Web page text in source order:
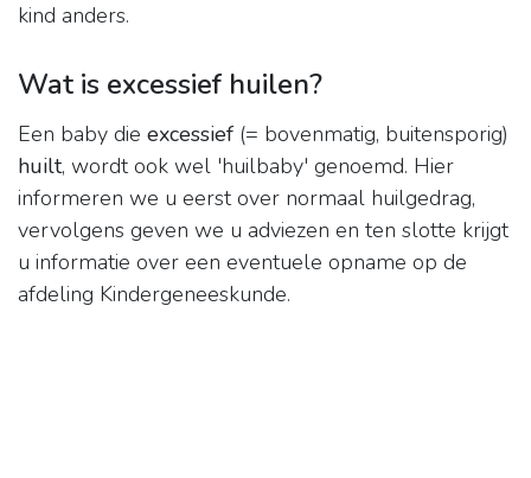
kind anders.
Wat is excessief huilen?
Een baby die excessief (= bovenmatig, buitensporig)
huilt, wordt ook wel 'huilbaby' genoemd. Hier
informeren we u eerst over normaal huilgedrag,
vervolgens geven we u adviezen en ten slotte krijgt
u informatie over een eventuele opname op de
afdeling Kindergeneeskunde.